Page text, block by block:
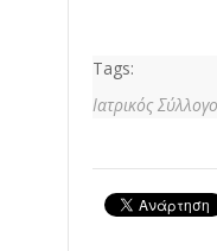
Tags:
Ιατρικός